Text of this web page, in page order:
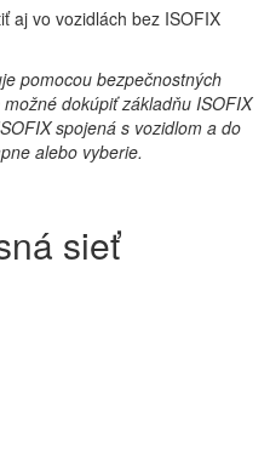
aj vo vozidlách bez ISOFIX
pomocou bezpečnostných
dokúpiť základňu ISOFIX
spojená s vozidlom a do
alebo vyberie.
sieť